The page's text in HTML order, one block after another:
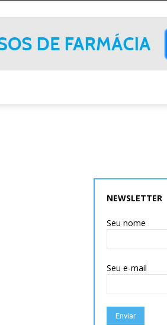
NEWSLETTER
Seu nome
Seu e-mail